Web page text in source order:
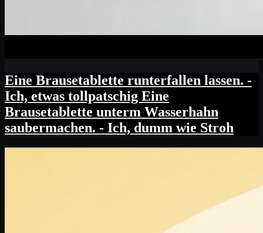
Eine Brausetablette runterfallen lassen. -
Ich, etwas tollpatschig Eine
Brausetablette unterm Wasserhahn
saubermachen. - Ich, dumm wie Stroh